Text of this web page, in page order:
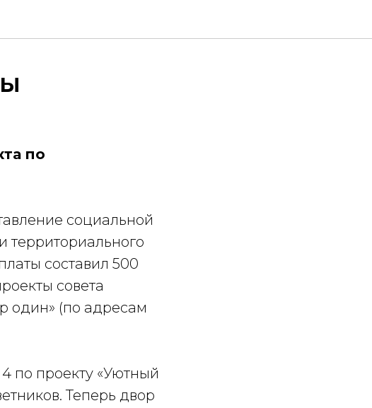
по
социальной
территориального
составил 500
совета
один» (по адресам
по проекту «Уютный
Теперь двор